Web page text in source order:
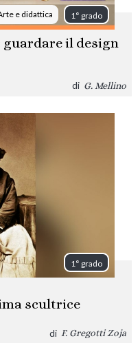
e didattica 1° grado
guardare il design
di G. Mellino
1° grado
scultrice
di F. Gregotti Zoja